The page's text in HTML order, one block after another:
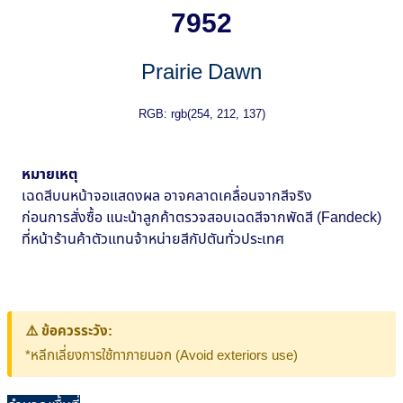
7952
Prairie Dawn
RGB: rgb(254, 212, 137)
หมายเหตุ
เฉดสีบนหน้าจอแสดงผล อาจคลาดเคลื่อนจากสีจริง
ก่อนการสั่งซื้อ แนะน้าลูกค้าตรวจสอบเฉดสีจากพัดสี (Fandeck)
ที่หน้าร้านค้าตัวแทนจ้าหน่ายสีกัปตันทั่วประเทศ
⚠️ ข้อควรระวัง:
*หลีกเลี่ยงการใช้ทาภายนอก (Avoid exteriors use)